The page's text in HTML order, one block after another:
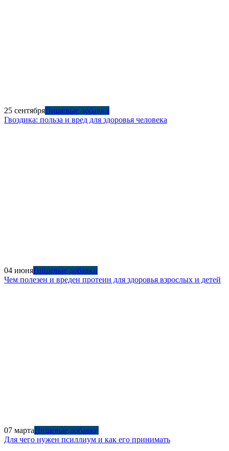
25 сентябряПищевые добавки
Гвоздика: польза и вред для здоровья человека
04 июняПищевые добавки
Чем полезен и вреден протеин для здоровья взрослых и детей
07 мартаПищевые добавки
Для чего нужен псиллиум и как его принимать